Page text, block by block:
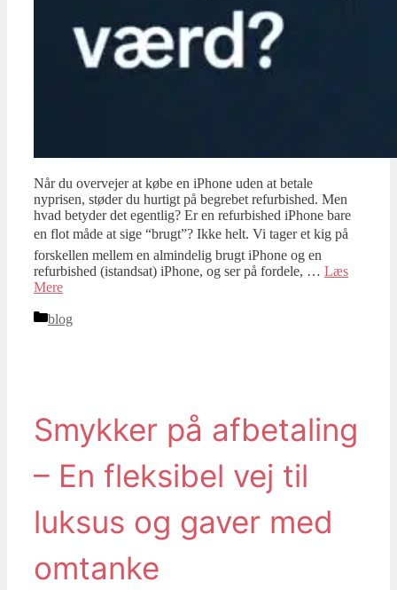
Når du overvejer at købe en iPhone uden at betale
nyprisen, støder du hurtigt på begrebet refurbished. Men
hvad betyder det egentlig? Er en refurbished iPhone bare
en flot måde at sige “brugt”? Ikke helt. Vi tager et kig på
forskellen mellem en almindelig brugt iPhone og en
refurbished (istandsat) iPhone, og ser på fordele, … Læs
Mere
Kategorier
blog
Smykker på afbetaling
– En fleksibel vej til
luksus og gaver med
omtanke